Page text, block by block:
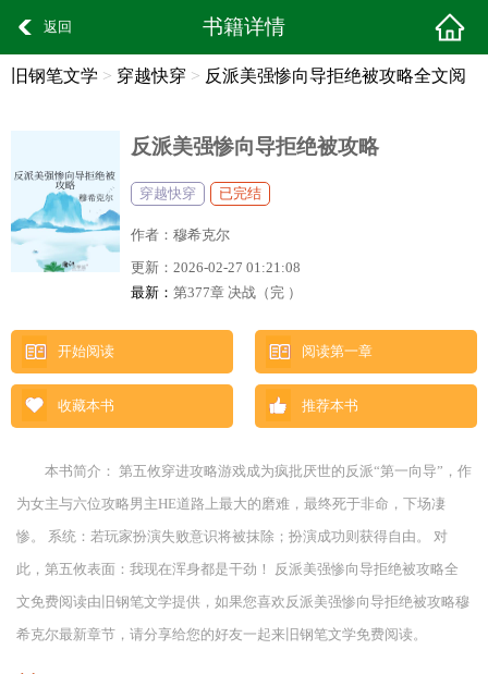
返回 书籍详情
旧钢笔文学 > 穿越快穿 > 反派美强惨向导拒绝被攻略全文阅
反派美强惨向导拒绝被攻略
穿越快穿 已完结
作者： 穆希克尔
更新： 2026-02-27 01:21:08
最新： 第377章 决战（完 ）
开始阅读 阅读第一章
收藏本书 推荐本书
本书简介： 第五攸穿进攻略游戏成为疯批厌世的反派“第一向导”，作
为女主与六位攻略男主HE道路上最大的磨难，最终死于非命，下场凄
惨。 系统：若玩家扮演失败意识将被抹除；扮演成功则获得自由。 对
此，第五攸表面：我现在浑身都是干劲！ 反派美强惨向导拒绝被攻略全
文免费阅读由旧钢笔文学提供，如果您喜欢反派美强惨向导拒绝被攻略穆
希克尔最新章节，请分享给您的好友一起来旧钢笔文学免费阅读。